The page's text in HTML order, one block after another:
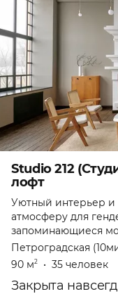
Studio 212
лофт
Уютный интерьер и
атмосферу для
запоминающиеся
Петроградская
90 м2 • 35 человек
Закрыта